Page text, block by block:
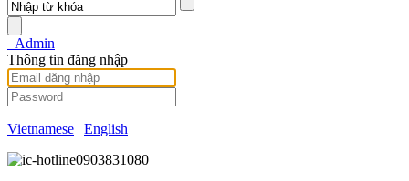
Admin
Thông tin đăng nhập
Vietnamese | English
0903831080